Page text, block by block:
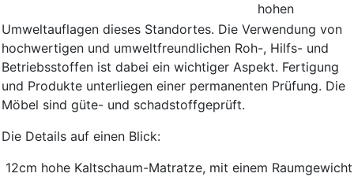
hohen
Umweltauflagen dieses Standortes. Die Verwendung von
hochwertigen und umweltfreundlichen Roh-, Hilfs- und
Betriebsstoffen ist dabei ein wichtiger Aspekt. Fertigung
und Produkte unterliegen einer permanenten Prüfung. Die
Möbel sind güte- und schadstoffgeprüft.
Die Details auf einen Blick:
12cm hohe Kaltschaum-Matratze, mit einem Raumgewicht